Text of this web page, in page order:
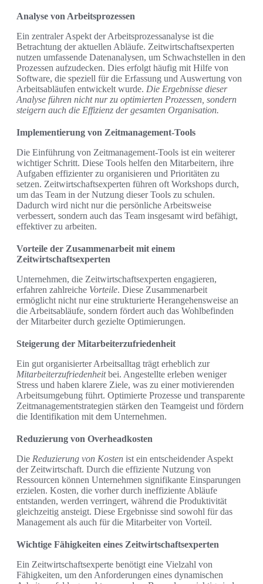
Analyse von Arbeitsprozessen
Ein zentraler Aspekt der Arbeitsprozessanalyse ist die
Betrachtung der aktuellen Abläufe. Zeitwirtschaftsexperten
nutzen umfassende Datenanalysen, um Schwachstellen in den
Prozessen aufzudecken. Dies erfolgt häufig mit Hilfe von
Software, die speziell für die Erfassung und Auswertung von
Arbeitsabläufen entwickelt wurde. Die Ergebnisse dieser
Analyse führen nicht nur zu optimierten Prozessen, sondern
steigern auch die Effizienz der gesamten Organisation.
Implementierung von Zeitmanagement-Tools
Die Einführung von Zeitmanagement-Tools ist ein weiterer
wichtiger Schritt. Diese Tools helfen den Mitarbeitern, ihre
Aufgaben effizienter zu organisieren und Prioritäten zu
setzen. Zeitwirtschaftsexperten führen oft Workshops durch,
um das Team in der Nutzung dieser Tools zu schulen.
Dadurch wird nicht nur die persönliche Arbeitsweise
verbessert, sondern auch das Team insgesamt wird befähigt,
effektiver zu arbeiten.
Vorteile der Zusammenarbeit mit einem
Zeitwirtschaftsexperten
Unternehmen, die Zeitwirtschaftsexperten engagieren,
erfahren zahlreiche Vorteile. Diese Zusammenarbeit
ermöglicht nicht nur eine strukturierte Herangehensweise an
die Arbeitsabläufe, sondern fördert auch das Wohlbefinden
der Mitarbeiter durch gezielte Optimierungen.
Steigerung der Mitarbeiterzufriedenheit
Ein gut organisierter Arbeitsalltag trägt erheblich zur
Mitarbeiterzufriedenheitbei. Angestellte erleben weniger
Stress und haben klarere Ziele, was zu einer motivierenden
Arbeitsumgebung führt. Optimierte Prozesse und transparente
Zeitmanagementstrategien stärken den Teamgeist und fördern
die Identifikation mit dem Unternehmen.
Reduzierung von Overheadkosten
Die Reduzierung von Kosten ist ein entscheidender Aspekt
der Zeitwirtschaft. Durch die effiziente Nutzung von
Ressourcen können Unternehmen signifikante Einsparungen
erzielen. Kosten, die vorher durch ineffiziente Abläufe
entstanden, werden verringert, während die Produktivität
gleichzeitig ansteigt. Diese Ergebnisse sind sowohl für das
Management als auch für die Mitarbeiter von Vorteil.
Wichtige Fähigkeiten eines Zeitwirtschaftsexperten
Ein Zeitwirtschaftsexperte benötigt eine Vielzahl von
Fähigkeiten, um den Anforderungen eines dynamischen